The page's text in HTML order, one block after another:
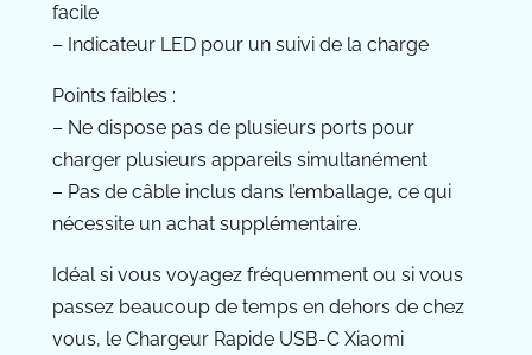
facile
– Indicateur LED pour un suivi de la charge
Points faibles :
– Ne dispose pas de plusieurs ports pour
charger plusieurs appareils simultanément
– Pas de câble inclus dans l’emballage, ce qui
nécessite un achat supplémentaire.
Idéal si vous voyagez fréquemment ou si vous
passez beaucoup de temps en dehors de chez
vous, le Chargeur Rapide USB-C Xiaomi